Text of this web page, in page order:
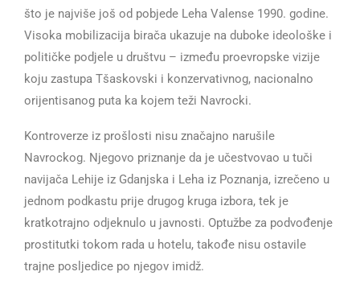
što je najviše još od pobjede Leha Valense 1990. godine.
Visoka mobilizacija birača ukazuje na duboke ideološke i
političke podjele u društvu – između proevropske vizije
koju zastupa Tšaskovski i konzervativnog, nacionalno
orijentisanog puta ka kojem teži Navrocki.
Kontroverze iz prošlosti nisu značajno narušile
Navrockog. Njegovo priznanje da je učestvovao u tuči
navijača Lehije iz Gdanjska i Leha iz Poznanja, izrečeno u
jednom podkastu prije drugog kruga izbora, tek je
kratkotrajno odjeknulo u javnosti. Optužbe za podvođenje
prostitutki tokom rada u hotelu, takođe nisu ostavile
trajne posljedice po njegov imidž.